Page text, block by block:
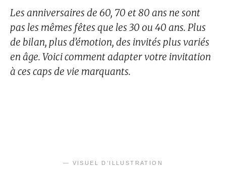
Les anniversaires de 60, 70 et 80 ans ne sont
pas les mêmes fêtes que les 30 ou 40 ans. Plus
de bilan, plus d’émotion, des invités plus variés
en âge. Voici comment adapter votre invitation
à ces caps de vie marquants.
— VISUEL D’ILLUSTRATION